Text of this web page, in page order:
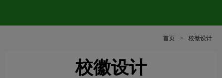
首页 > 校徽设计
校徽设计